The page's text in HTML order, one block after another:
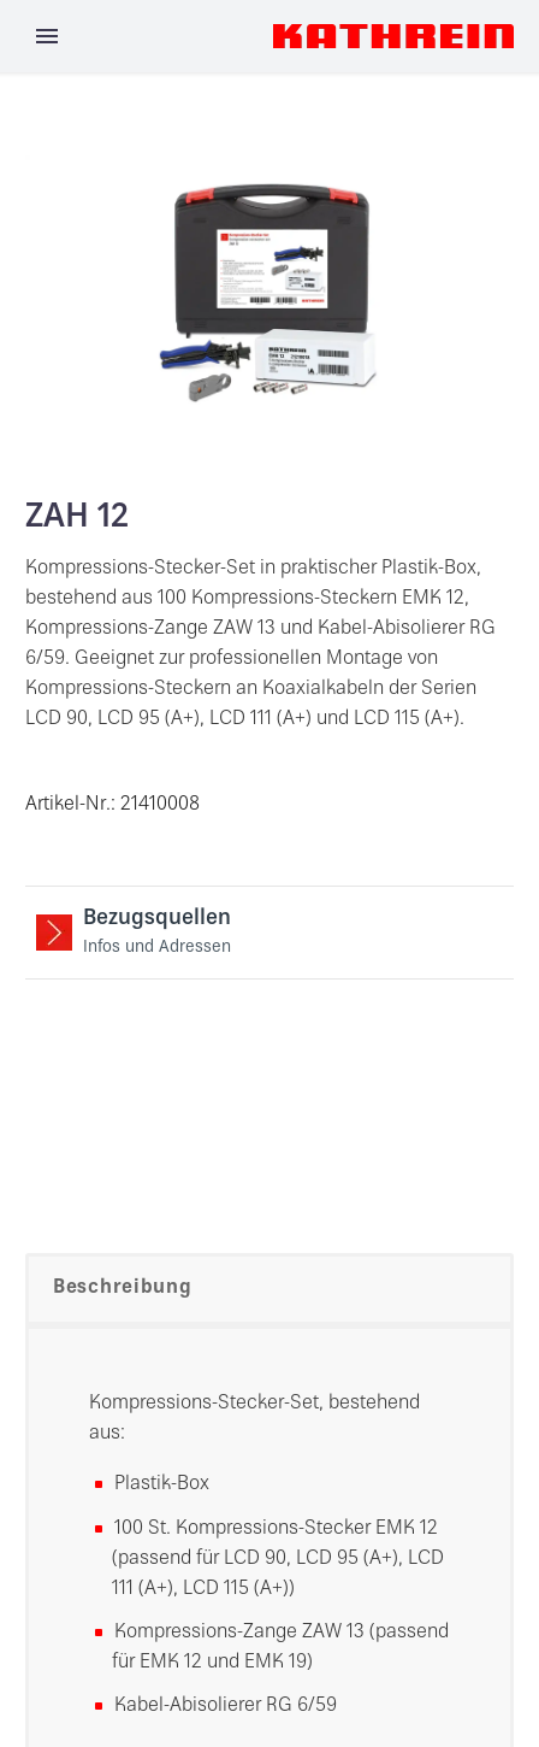
ZAH 12
Kompressions-Stecker-Set in praktischer Plastik-Box,
bestehend aus 100 Kompressions-Steckern EMK 12,
Kompressions-Zange ZAW 13 und Kabel-Abisolierer RG
6/59. Geeignet zur professionellen Montage von
Kompressions-Steckern an Koaxialkabeln der Serien
LCD 90, LCD 95 (A+), LCD 111 (A+) und LCD 115 (A+).
Artikel-Nr.: 21410008
Bezugsquellen
Infos und Adressen
Beschreibung
Kompressions-Stecker-Set, bestehend
aus:
Plastik-Box
100 St. Kompressions-Stecker EMK 12
(passend für LCD 90, LCD 95 (A+), LCD
111 (A+), LCD 115 (A+))
Kompressions-Zange ZAW 13 (passend
für EMK 12 und EMK 19)
Kabel-Abisolierer RG 6/59